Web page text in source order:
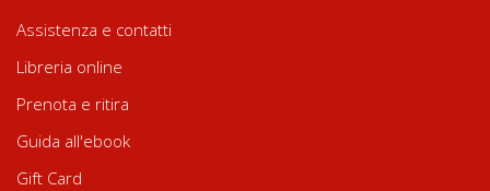
Assistenza e contatti
Libreria online
Prenota e ritira
Guida all'ebook
Gift Card